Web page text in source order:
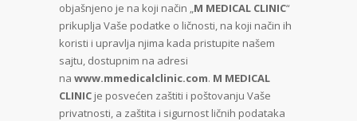
objašnjeno je na koji način „M MEDICAL CLINIC“
prikuplja Vaše podatke o ličnosti, na koji način ih
koristi i upravlja njima kada pristupite našem
sajtu, dostupnim na adresi
na www.mmedicalclinic.com. M MEDICAL
CLINIC je posvećen zaštiti i poštovanju Vaše
privatnosti, a zaštita i sigurnost ličnih podataka